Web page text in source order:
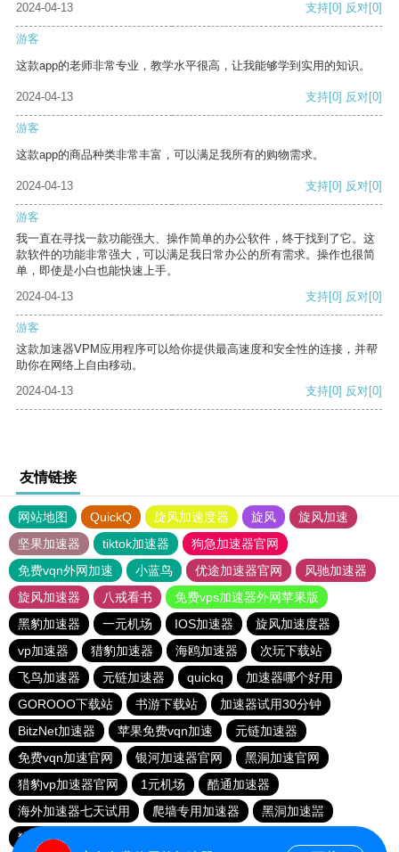
2024-04-13 支持[0] 反对[0]
游客
这款app的老师非常专业，教学水平很高，让我能够学到实用的知识。
2024-04-13 支持[0] 反对[0]
游客
这款app的商品种类非常丰富，可以满足我所有的购物需求。
2024-04-13 支持[0] 反对[0]
游客
我一直在寻找一款功能强大、操作简单的办公软件，终于找到了它。这
款软件的功能非常强大，可以满足我日常办公的所有需求。操作也很简
单，即使是小白也能快速上手。
2024-04-13
支持[0] 反对[0]
游客
这款加速器VPM应用程序可以给你提供最高速度和安全性的连接，并帮
助你在网络上自由移动。
2024-04-13
支持[0] 反对[0]
友情链接
网站地图 QuickQ 旋风加速度器 旋风
旋风加速
坚果加速器
tiktok加速器
狗急加速器官网
免费vqn外网加速
小蓝鸟 优途加速器官网
风驰加速器
旋风加速器
八戒看书
免费vps加速器外网苹果版
黑豹加速器
一元机场 IOS加速器
旋风加速度器
vp加速器
猎豹加速器 海鸥加速器
次玩下载站
飞鸟加速器
元链加速器 quickq
加速器哪个好用
GOROOO下载站
书游下载站
加速器试用30分钟
BitzNet加速器
苹果免费vqn加速
元链加速器
免费vqn加速官网
银河加速器官网
黑洞加速官网
猎豹vp加速器官网
1元机场
酷通加速器
海外加速器七天试用
爬墙专用加速器
黑洞加速噐
猎豹加速器官网